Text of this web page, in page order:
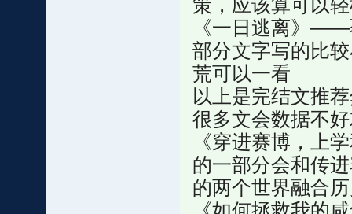
策，应该算可以
《一日逃离》
部分文字写的比
荒可以一看
以上是完结文推
很多文会数据不
《穿进赛博，上
的一部分会和传
的两个世界融合